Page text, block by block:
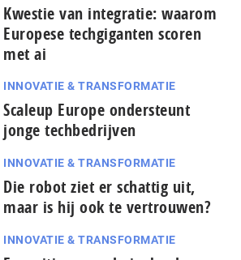
Kwestie van integratie: waarom
Europese techgiganten scoren
met ai
INNOVATIE & TRANSFORMATIE
Scaleup Europe ondersteunt
jonge techbedrijven
INNOVATIE & TRANSFORMATIE
Die robot ziet er schattig uit,
maar is hij ook te vertrouwen?
INNOVATIE & TRANSFORMATIE